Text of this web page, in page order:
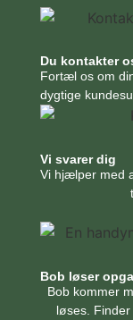
Du kontakter
Fortæl os om
dygtige
Vi svarer dig
Vi hjælper med
Bob løser
Bob kommer
løses.